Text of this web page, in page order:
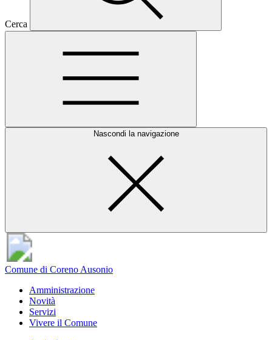
Cerca
Nascondi la navigazione
Comune di Coreno Ausonio
Amministrazione
Novità
Servizi
Vivere il Comune